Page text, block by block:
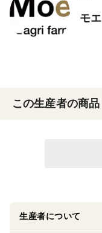
モ
この生産者の商品
生産者について